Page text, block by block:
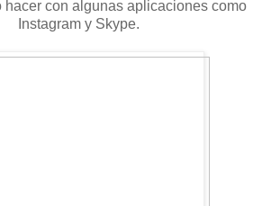
hacer con algunas aplicaciones como
Instagram y Skype.